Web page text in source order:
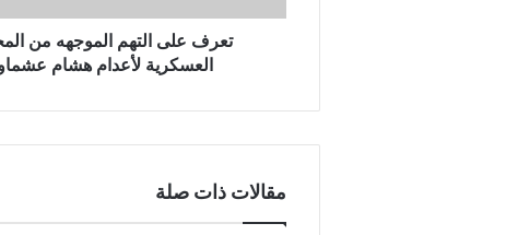
ن
تعرف على التهم الموجهه من
العسكرية لأعدام هشام
مقالات ذات صلة